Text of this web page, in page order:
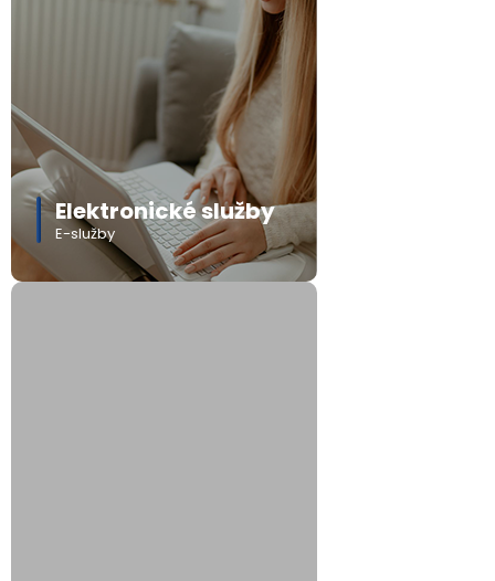
Elektronické služby
E-služby